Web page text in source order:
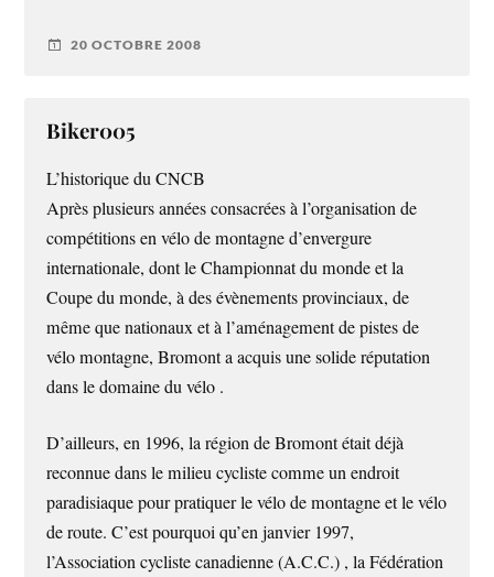
20 OCTOBRE 2008
Biker005
L’historique du CNCB
Après plusieurs années consacrées à l’organisation de
compétitions en vélo de montagne d’envergure
internationale, dont le Championnat du monde et la
Coupe du monde, à des évènements provinciaux, de
même que nationaux et à l’aménagement de pistes de
vélo montagne, Bromont a acquis une solide réputation
dans le domaine du vélo .
D’ailleurs, en 1996, la région de Bromont était déjà
reconnue dans le milieu cycliste comme un endroit
paradisiaque pour pratiquer le vélo de montagne et le vélo
de route. C’est pourquoi qu’en janvier 1997,
l’Association cycliste canadienne (A.C.C.) , la Fédération